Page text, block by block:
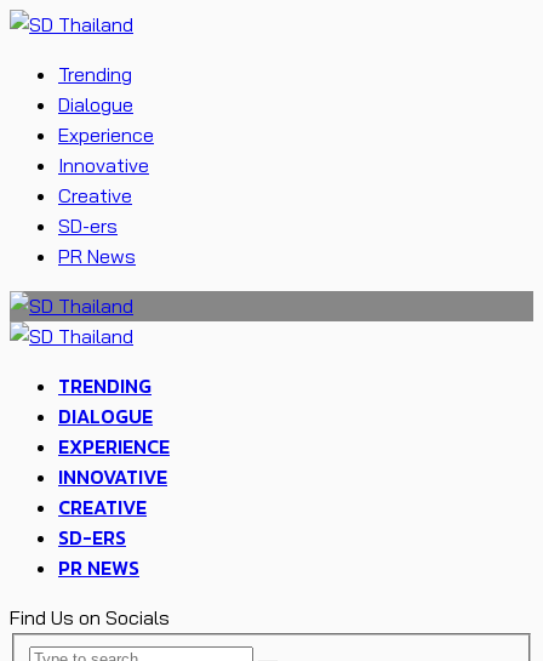
Trending
Dialogue
Experience
Innovative
Creative
SD-ers
PR News
TRENDING
DIALOGUE
EXPERIENCE
INNOVATIVE
CREATIVE
SD-ERS
PR NEWS
Find Us on Socials